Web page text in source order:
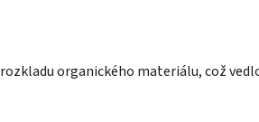
organického materiálu, což